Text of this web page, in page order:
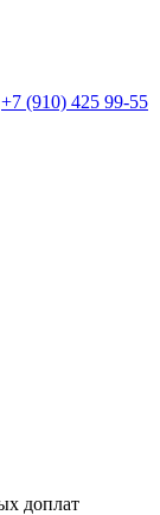
+7 (910) 425 99-55
доплат